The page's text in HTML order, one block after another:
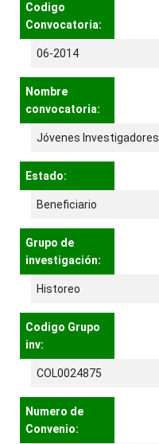
Codigo
Convocatoria:
06-2014
Nombre
convocatoria:
Jóvenes Investigadores
Estado:
Beneficiario
Grupo de
investigación:
Historeo
Codigo Grupo
inv:
COL0024875
Numero de
Convenio: